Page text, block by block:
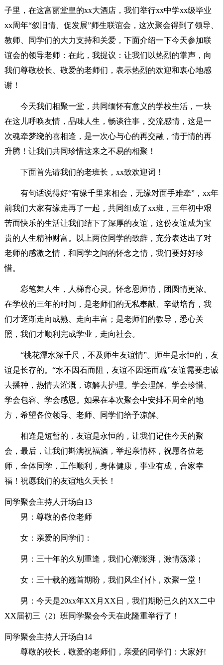
子里，在这富丽堂皇的xx大酒店，我们举行xx中学xx级毕业
xx周年“叙旧情、促发展”师生联谊会，这次聚会得到了领导、
教师、同学们的大力支持和关爱，下面介绍一下今天参加联
谊会的领导老师：在此，我提议：让我们以热烈的掌声，向
我们尊敬校长、敬爱的老师们，表示热烈的欢迎和衷心地感
谢！
今天我们相聚一堂，共同缅怀有意义的学校生活，一块
在这儿呼唤友情，品味人生，畅谈往事，交流感情，这是一
次魂牵梦绕的喜相逢，是一次心与心的再交融，情于情的再
升腾！让我们共同珍惜这来之不易的相聚！
下面首先请我们的老班长，xx致欢迎词！
有句话说得好“有缘千里来相会，无缘对面手难牵”，xx年
前我们大家有缘走再了一起，共同组成了xx班，三年初中艰
苦而快乐的生活让我们结下了深厚的友谊，这份友谊成为宝
贵的人生精神财富。以上两位同学的致辞，充分表达出了对
老师的感激之情，和同学之间的怀念之情，我们要好好珍
惜。
彩笔舞人生，人梯育心灵。怀念恩师情，团圆情更浓。
在学校的三年的时间，是老师们的无私奉献、辛勤培育，我
们才逐渐走向成熟、走向丰富；是老师们的教导，悉心关
照，我们才顺利完成学业，走向社会。
“桃花潭水深千尺，不及师生友谊情”。师生是永恒的，友
谊是长存的。“水不因石而阻，友谊不因远而疏”友谊需要忠诚
去播种，热情去灌溉，谅解去护理。学会理解、学会珍惜、
学会包容、学会感恩。如果在本次聚会中安排不周全的地
方，希望各位领导、老师、同学们给予凉解。
相逢是短暂的，友谊是永恒的，让我们记住今天的聚
会，最后，让我们斟满祝福酒，举起亲情杯，祝愿各位老
师，全体同学，工作顺利，身体健康，事业有成，合家幸
福！祝愿我们的友谊地久天长！
同学聚会主持人开场白13
男：尊敬的各位老师
女：亲爱的同学们：
男：三十年的久别重逢，我们心潮澎湃，激情荡漾；
女：三十载的翘首期盼，我们风尘仆仆，欢聚一堂！
男：今天是20xx年XX月XX日，我们期盼已久的XX二中
XX届初三（2）班同学聚会今天在此隆重举行了！
同学聚会主持人开场白14
尊敬的校长，敬爱的老师们，亲爱的同学们：大家好!